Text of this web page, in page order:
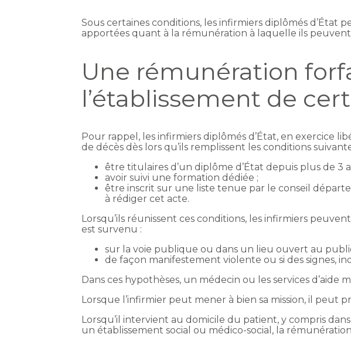
Sous certaines conditions, les infirmiers diplômés d’État
apportées quant à la rémunération à laquelle ils
Une rémunération
l’établissement de
Pour rappel, les infirmiers diplômés d’État, en exercice
de décès dès lors qu’ils remplissent les conditions
être titulaires d’un diplôme d’État depuis plus de 3
avoir suivi une formation dédiée ;
être inscrit sur une liste tenue par le conseil
à rédiger cet acte.
Lorsqu’ils réunissent ces conditions, les infirmiers
est survenu :
sur la voie publique ou dans un lieu ouvert au
de façon manifestement violente ou si des signes,
Dans ces hypothèses, un médecin ou les services
Lorsque l’infirmier peut mener à bien sa mission, il peut
Lorsqu’il intervient au domicile du patient, y compris
un établissement social ou médico-social, la rémunération